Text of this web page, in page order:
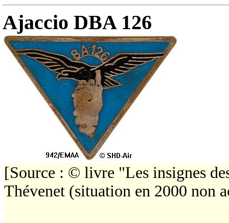
Ajaccio DBA 126
[Source : © livre "Les insignes
Thévenet (situation en 2000 non